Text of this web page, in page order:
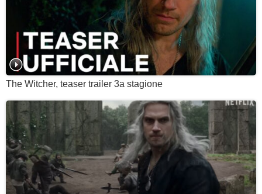
The Witcher, teaser trailer 3a stagione